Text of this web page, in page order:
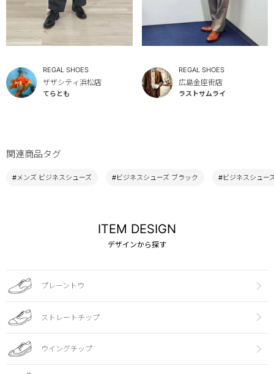
REGAL SHOES
ザザシティ浜松店
てらとも
REGAL SHOES
広島金座街店
ラストサムライ
関連商品タグ
#メンズ ビジネスシューズ #ビジネスシューズ ブラック #ビジネスシュー
ITEM DESIGN
デザインから探す
プレーントウ
ストレートチップ
ウイングチップ